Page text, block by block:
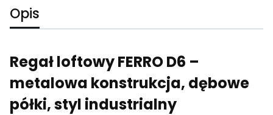
Opis
Regał loftowy FERRO D6 –
metalowa konstrukcja, dębowe
półki, styl industrialny